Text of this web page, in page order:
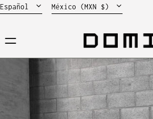
Idioma
Español País/región
México (MXN $)
Menú